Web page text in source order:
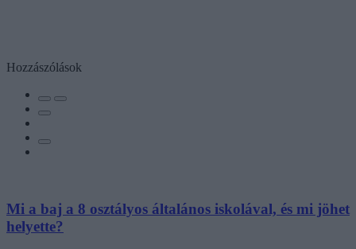
Hozzászólások
Mi a baj a 8 osztályos általános iskolával, és mi jöhet
helyette?